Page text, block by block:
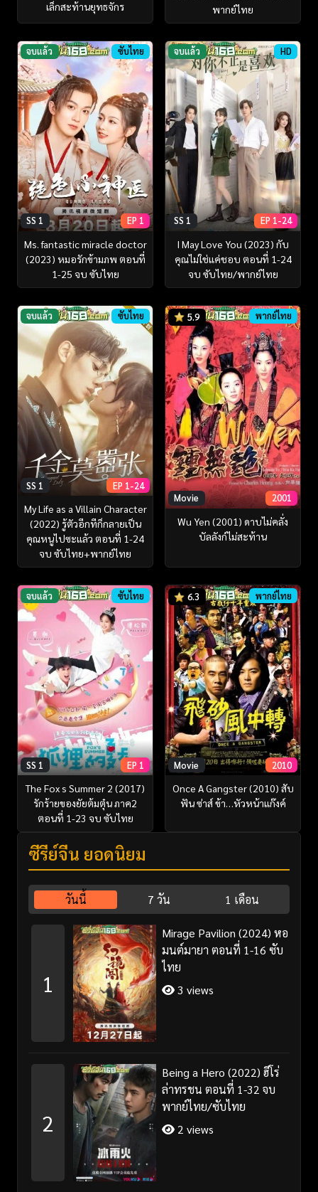
เล็กสะท้านยุทธจักร
พากย์ไทย
จบแล้ว ซับไทย
SS 1 EP 1
Ms. fantastic miracle doctor
(2023) หมอรักข้ามภพ ตอนที่
1-25 จบ ซับไทย
จบแล้ว HD
SS 1 EP 1-24
I May Love You (2023) กับ
คุณไม่ใช่แค่ชอบ ตอนที่ 1-24
จบ ซับไทย/พากย์ไทย
จบแล้ว ซับไทย
SS 1 EP 1-24
My Life as a Villain Character
(2022) รู้ตัวอีกทีก็กลายเป็น
คุณหนูไปซะแล้ว ตอนที่ 1-24
จบ ซับไทย+พากย์ไทย
5.9 พากย์ไทย
Movie 2001
Wu Yen (2001) ดาบไม่คลั่ง
บัลลังก์ไม่สะท้าน
จบแล้ว ซับไทย
SS 1 EP 1
The Fox s Summer 2 (2017)
รักร้ายของยัยต้มตุ๋น ภาค2
ตอนที่ 1-23 จบ ซับไทย
6.3 พากย์ไทย
Movie 2010
Once A Gangster (2010) สับ
ฟัน ซ่าส์ ข้า…หัวหน้าแก๊งค์
ซีรี่ย์จีน ยอดนิยม
วันนี้ 7 วัน 1 เดือน
1
Mirage Pavilion (2024) หอ
มนต์มายา ตอนที่ 1-16 ซับ
ไทย
3 views
2
Being a Hero (2022) ฮีโร่
ล่าทรชน ตอนที่ 1-32 จบ
พากย์ไทย/ซับไทย
2 views